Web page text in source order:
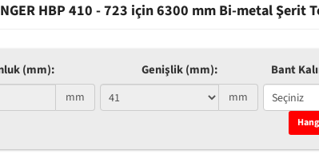
HBP 410 - 723 için 6300 mm Bi-metal Şerit
(mm):
mm
Genişlik (mm):
mm
Bant